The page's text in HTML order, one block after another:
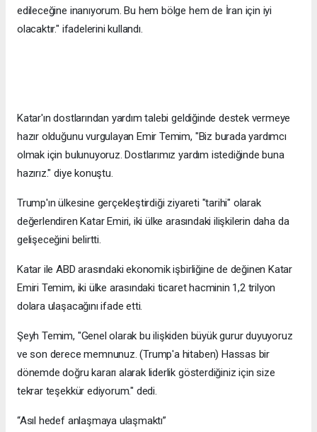
edileceğine inanıyorum. Bu hem bölge hem de İran için iyi
olacaktır." ifadelerini kullandı.
Katar'ın dostlarından yardım talebi geldiğinde destek vermeye
hazır olduğunu vurgulayan Emir Temim, "Biz burada yardımcı
olmak için bulunuyoruz. Dostlarımız yardım istediğinde buna
hazırız." diye konuştu.
Trump'ın ülkesine gerçekleştirdiği ziyareti "tarihi" olarak
değerlendiren Katar Emiri, iki ülke arasındaki ilişkilerin daha da
gelişeceğini belirtti.
Katar ile ABD arasındaki ekonomik işbirliğine de değinen Katar
Emiri Temim, iki ülke arasındaki ticaret hacminin 1,2 trilyon
dolara ulaşacağını ifade etti.
Şeyh Temim, "Genel olarak bu ilişkiden büyük gurur duyuyoruz
ve son derece memnunuz. (Trump'a hitaben) Hassas bir
dönemde doğru kararı alarak liderlik gösterdiğiniz için size
tekrar teşekkür ediyorum." dedi.
“Asıl hedef anlaşmaya ulaşmaktı”